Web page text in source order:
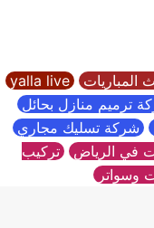
المباريات yalla live
ترميم منازل بحائل
شركة تسليك مجاري
في الرياض تركيب
وسواتر